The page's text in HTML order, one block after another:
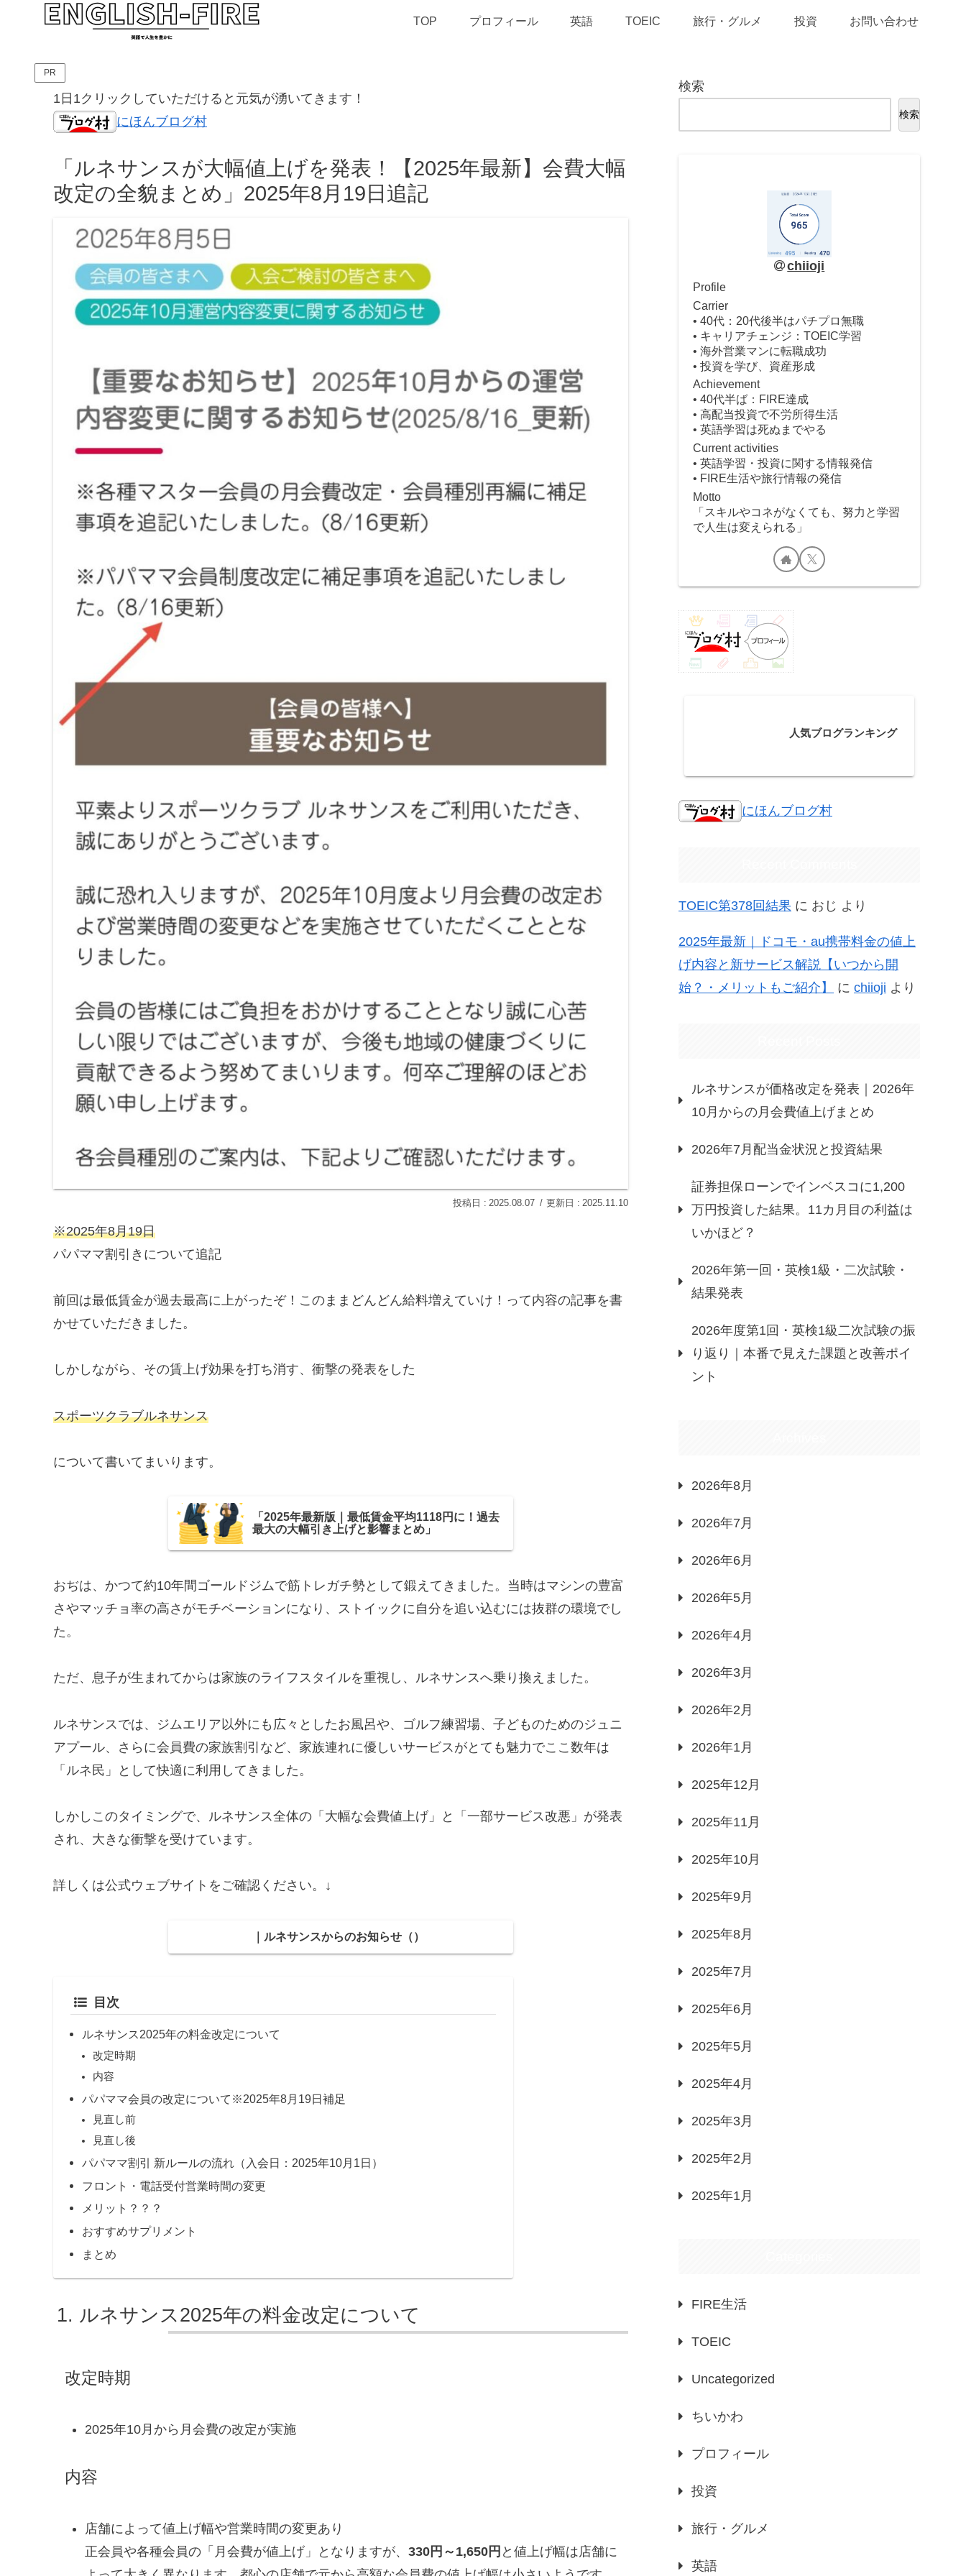
TOP プロフィール 英語 TOEIC 旅行・グルメ 投資 お問い合わせ
PR
1日1クリックしていただけると元気が湧いてきます！
にほんブログ村
「ルネサンスが大幅値上げを発表！【2025年最新】会費大幅
改定の全貌まとめ」2025年8月19日追記
2025.08.07 2025.11.10
※2025年8月19日
パパママ割引きについて追記
前回は最低賃金が過去最高に上がったぞ！このままどんどん給料増えていけ！って内容の記事を書
かせていただきました。
しかしながら、その賃上げ効果を打ち消す、衝撃の発表をした
スポーツクラブルネサンス
について書いてまいります。
「2025年最新版｜最低賃金平均1118円に！過去
最大の大幅引き上げと影響まとめ」
おぢは、かつて約10年間ゴールドジムで筋トレガチ勢として鍛えてきました。当時はマシンの豊富
さやマッチョ率の高さがモチベーションになり、ストイックに自分を追い込むには抜群の環境でし
た。
ただ、息子が生まれてからは家族のライフスタイルを重視し、ルネサンスへ乗り換えました。
ルネサンスでは、ジムエリア以外にも広々としたお風呂や、ゴルフ練習場、子どものためのジュニ
アプール、さらに会員費の家族割引など、家族連れに優しいサービスがとても魅力でここ数年は
「ルネ民」として快適に利用してきました。
しかしこのタイミングで、ルネサンス全体の「大幅な会費値上げ」と「一部サービス改悪」が発表
され、大きな衝撃を受けています。
詳しくは公式ウェブサイトをご確認ください。↓
｜ルネサンスからのお知らせ（）
目次
ルネサンス2025年の料金改定について
改定時期
内容
パパママ会員の改定について※2025年8月19日補足
見直し前
見直し後
パパママ割引 新ルールの流れ（入会日：2025年10月1日）
フロント・電話受付営業時間の変更
メリット？？？
おすすめサプリメント
まとめ
ルネサンス2025年の料金改定について
改定時期
2025年10月から月会費の改定が実施
内容
店舗によって値上げ幅や営業時間の変更あり
正会員や各種会員の「月会費が値上げ」となりますが、 330円～1,650円 と値上げ幅は店舗に
検索
検索
chiioji
Profile
Carrier
• 40代：20代後半はパチプロ無職
• キャリアチェンジ：TOEIC学習
• 海外営業マンに転職成功
• 投資を学び、資産形成
Achievement
• 40代半ば：FIRE達成
• 高配当投資で不労所得生活
• 英語学習は死ぬまでやる
Current activities
• 英語学習・投資に関する情報発信
• FIRE生活や旅行情報の発信
Motto
「スキルやコネがなくても、努力と学習
で人生は変えられる」
人気ブログランキング
にほんブログ村
TOEIC第378回結果 に おじ より
2025年最新｜ドコモ・au携帯料金の値上
げ内容と新サービス解説【いつから開
始？・メリットもご紹介】
に chiioji より
ルネサンスが価格改定を発表｜2026年
10月からの月会費値上げまとめ
2026年7月配当金状況と投資結果
証券担保ローンでインベスコに1,200
万円投資した結果。11カ月目の利益は
いかほど？
2026年第一回・英検1級・二次試験・
結果発表
2026年度第1回・英検1級二次試験の振
り返り｜本番で見えた課題と改善ポイ
ント
2026年8月
2026年7月
2026年6月
2026年5月
2026年4月
2026年3月
2026年2月
2026年1月
2025年12月
2025年11月
2025年10月
2025年9月
2025年8月
2025年7月
2025年6月
2025年5月
2025年4月
2025年3月
2025年2月
2025年1月
FIRE生活
TOEIC
Uncategorized
ちいかわ
プロフィール
投資
旅行・グルメ
英語